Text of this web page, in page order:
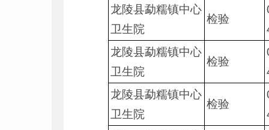
龙陵县勐糯镇中心
卫生院
检验
龙陵县勐糯镇中心
卫生院
检验
龙陵县勐糯镇中心
卫生院
检验